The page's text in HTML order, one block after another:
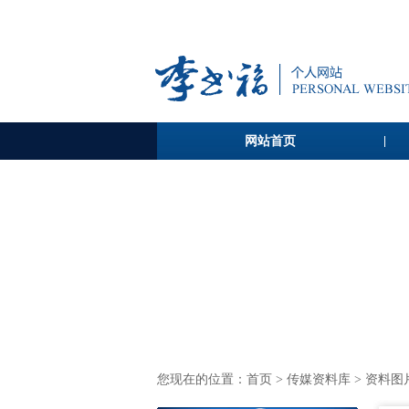
网站首页
您现在的位置： 首页 > 传媒资料库 > 资料图